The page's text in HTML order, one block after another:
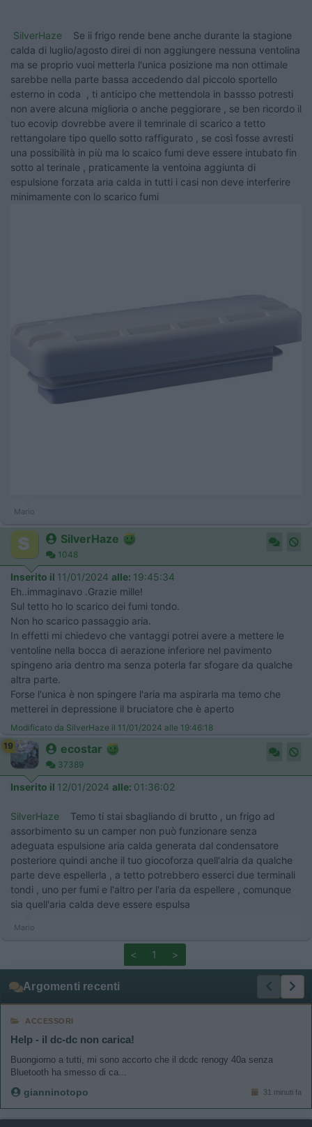
SilverHaze
Se ii frigo rende bene anche durante la stagione
calda di luglio/agosto direi di non aggiungere nessuna ventolina
ma se proprio vuoi metterla l'unica posizione ma non ottimale
sarebbe nella parte bassa accedendo dal piccolo sportello
esterno in coda , ti anticipo che mettendola in bassso potresti
non avere alcuna miglioria o anche peggiorare , se ben ricordo il
tuo ecovip dovrebbe avere il temrinale di scarico a tetto
rettangolare tipo quello sotto raffigurato , se così fosse avresti
una possibilità in più ma lo scaico fumi deve essere intubato fin
sotto al terinale , praticamente la ventoina aggiunta di
espulsione forzata aria calda in tutti i casi non deve interferire
minimamente con lo scarico fumi
Mario
SilverHaze
1048
Inserito il 11/01/2024 alle: 19:45:34
Eh..immaginavo .Grazie mille!
Sul tetto ho lo scarico dei fumi tondo.
Non ho scarico passaggio aria.
In effetti mi chiedevo che vantaggi potrei avere a mettere le
ventoline nella bocca di aerazione inferiore nel pavimento
spingeno aria dentro ma senza poterla far sfogare da qualche
altra parte.
Forse l'unica è non spingere l'aria ma aspirarla ma temo che
metterei in depressione il bruciatore che è aperto
Modificato da SilverHaze il 11/01/2024 alle 19:46:18
19
ecostar
37389
Inserito il 12/01/2024 alle: 01:36:02
SilverHaze
Temo ti stai sbagliando di brutto , un frigo ad
assorbimento su un camper non può funzionare senza
adeguata espulsione aria calda generata dal condensatore
posteriore quindi anche il tuo giocoforza quell'alria da qualche
parte deve espellerla , a tetto potrebbero esserci due terminali
tondi , uno per fumi e l'altro per l'aria da espellere , comunque
sia quell'aria calda deve essere espulsa
Mario
< 1 >
Argomenti recenti
ACCESSORI
Help - il dc-dc non carica!
Buongiorno a tutti, mi sono accorto che il dcdc renogy 40a senza
Bluetooth ha smesso di ca...
gianninotopo 31 minuti fa